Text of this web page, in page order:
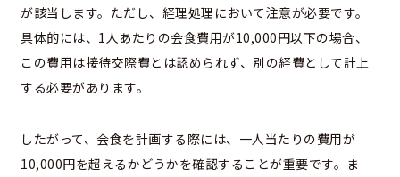
が該当します。ただし、経理処理において注意が必要です。
具体的には、1人あたりの会食費用が10,000円以下の場合、
この費用は接待交際費とは認められず、別の経費として計上
する必要があります。
したがって、会食を計画する際には、一人当たりの費用が
10,000円を超えるかどうかを確認することが重要です。ま